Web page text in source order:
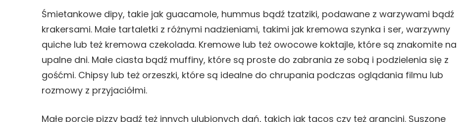
Śmietankowe dipy, takie jak guacamole, hummus bądź tzatziki, podawane z warzywami bądź
krakersami. Małe tartaletki z różnymi nadzieniami, takimi jak kremowa szynka i ser, warzywny
quiche lub też kremowa czekolada. Kremowe lub też owocowe koktajle, które są znakomite na
upalne dni. Małe ciasta bądź muffiny, które są proste do zabrania ze sobą i podzielenia się z
gośćmi. Chipsy lub też orzeszki, które są idealne do chrupania podczas oglądania filmu lub
rozmowy z przyjaciółmi.
Małe porcje pizzy bądź też innych ulubionych dań, takich jak tacos czy też arancini. Suszone